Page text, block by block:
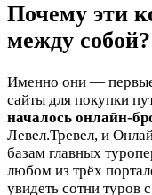
Почему эти
между собой?
Именно они — первые
сайты для покупки
началось онлайн-
Левел.Тревел, и
базам главных
любом из трёх
увидеть сотни туров